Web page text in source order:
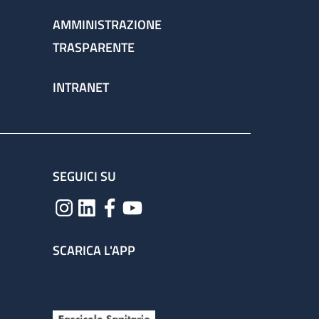
AMMINISTRAZIONE
TRASPARENTE
INTRANET
SEGUICI SU
SCARICA L'APP